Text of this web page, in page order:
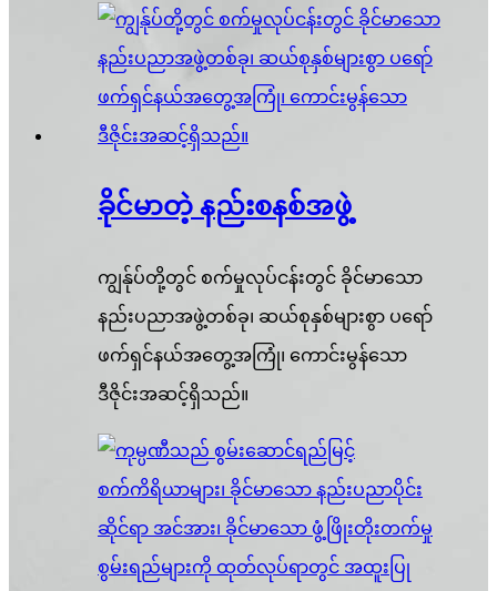
ခိုင်မာတဲ့ နည်းစနစ်အဖွဲ့
ကျွန်ုပ်တို့တွင် စက်မှုလုပ်ငန်းတွင် ခိုင်မာသော
နည်းပညာအဖွဲ့တစ်ခု၊ ဆယ်စုနှစ်များစွာ ပရော်
ဖက်ရှင်နယ်အတွေ့အကြုံ၊ ကောင်းမွန်သော
ဒီဇိုင်းအဆင့်ရှိသည်။